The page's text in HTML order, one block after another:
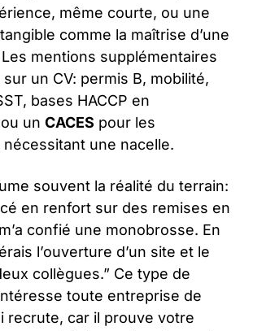
même courte, ou une
comme la maîtrise d’une
mentions supplémentaires
un CV: permis B, mobilité,
bases HACCP en
un CACES pour les
une nacelle.
souvent la réalité du terrain:
en renfort sur des remises en
confié une monobrosse. En
l’ouverture d’un site et le
collègues.” Ce type de
toute entreprise de
recrute, car il prouve votre